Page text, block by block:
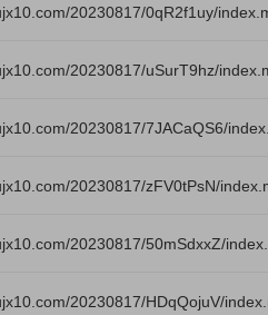
20230817/0qR2f1uy/
20230817/uSurT9hz/
20230817/7JACaQS6/
20230817/zFV0tPsN/
20230817/50mSdxxZ/
20230817/HDqQojuV/